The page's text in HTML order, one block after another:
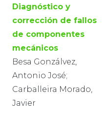
Diagnóstico y
corrección de fallos
de componentes
mecánicos
Besa Gonzálvez,
Antonio José;
Carballeira Morado,
Javier